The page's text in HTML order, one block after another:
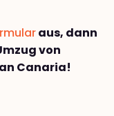
aus, dann
von
Canaria!